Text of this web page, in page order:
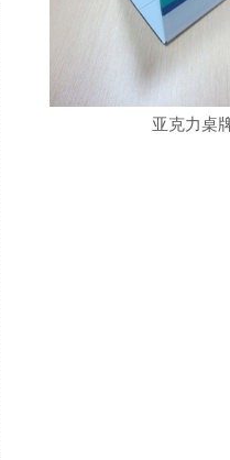
亚克力桌